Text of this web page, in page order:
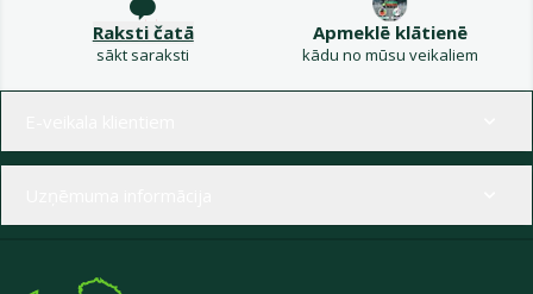
Raksti čatā
sākt saraksti
Apmeklē klātienē
kādu no mūsu veikaliem